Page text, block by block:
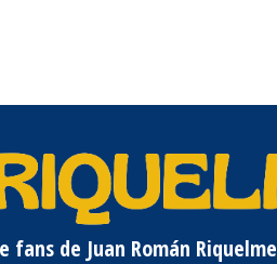
fans de Juan Román Riquelme